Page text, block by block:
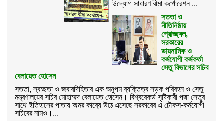
উদ্যোগ সাধারণ বীমা কর্পোরেশন ...
সততা ও
নীতিনিষ্ঠায়
প্রোজ্জ্বল,
সরকারের
ডায়নামিক ও
কর্মযোগী কর্মকর্তা
সেতু বিভাগের সচিব
বেলায়েত হোসেন
সততা, স্বচ্ছতা ও জবাবদিহিতার এক অনুপম ব্যক্তিত্ব সড়ক পরিবহন ও সেতু
মন্ত্রণালয়ের সচিব মোহাম্মদ বেলায়েত হোসেন। বিশ্বরেকর্ড সৃষ্টিকারী পদ্মা সেতুর
সাথে ইতিহাসের পাতায় অমর কাব্যে উঠে এসেছে সরকারের এ চৌকস-কর্মযোগী
সচিবের নামও।...